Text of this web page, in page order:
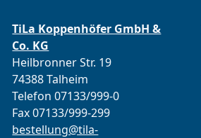
TiLa Koppenhöfer GmbH &
Co. KG
Heilbronner Str. 19
74388 Talheim
Telefon 07133/999-0
Fax 07133/999-299
bestellung@tila-